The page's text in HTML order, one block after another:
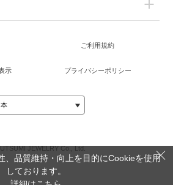
ご利用規約
示 プライバシーポリシー
JEWELRY Co., Ltd.
、品質維持・向上を目的にCookieを使用
しております。